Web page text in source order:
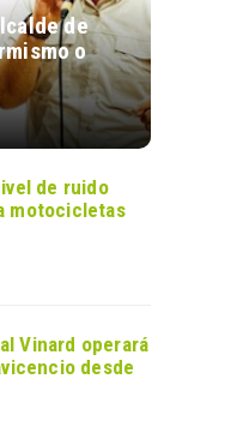
de
o
de ruido
motocicletas
Vinard operará
desde